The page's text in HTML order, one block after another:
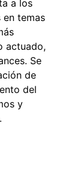
a los
temas
actuado,
Se
de
del
y